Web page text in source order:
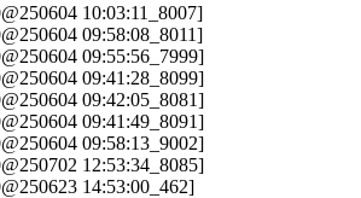
10:03:11_8007]
09:58:08_8011]
09:55:56_7999]
09:41:28_8099]
09:42:05_8081]
09:41:49_8091]
09:58:13_9002]
12:53:34_8085]
14:53:00_462]